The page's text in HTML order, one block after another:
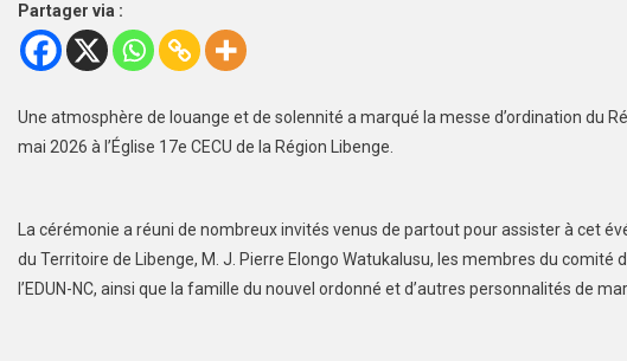
Partager via :
Une atmosphère de louange et de solennité a marqué la messe d’ordination du
mai 2026 à l’Église 17e CECU de la Région Libenge.
La cérémonie a réuni de nombreux invités venus de partout pour assister à cet
du Territoire de Libenge, M. J. Pierre Elongo Watukalusu, les membres du
l’EDUN-NC, ainsi que la famille du nouvel ordonné et d’autres personnalités de